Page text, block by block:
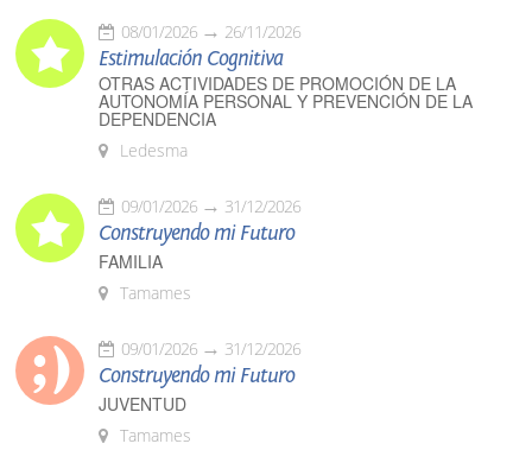
08/01/2026 26/11/2026
Estimulación Cognitiva
OTRAS ACTIVIDADES DE PROMOCIÓN DE LA
AUTONOMÍA PERSONAL Y PREVENCIÓN DE LA
DEPENDENCIA
Ledesma
09/01/2026 31/12/2026
Construyendo mi Futuro
FAMILIA
Tamames
09/01/2026 31/12/2026
Construyendo mi Futuro
JUVENTUD
Tamames